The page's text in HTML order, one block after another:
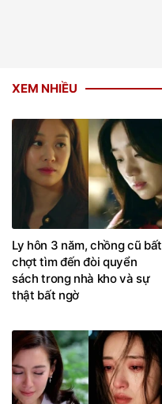
XEM NHIỀU
Ly hôn 3 năm, chồng cũ bất
chợt tìm đến đòi quyển
sách trong nhà kho và sự
thật bất ngờ